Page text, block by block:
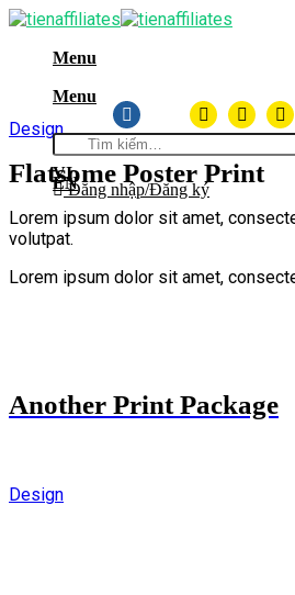
Skip
contentMenu
Menu
Tìm
kiếm:
VI
ENĐăng nhập/Đăng ký
Design
Flatsome Poster Print
Lorem ipsum dolor sit amet,
volutpat.
Lorem ipsum dolor sit amet,
Another Print Package
Design